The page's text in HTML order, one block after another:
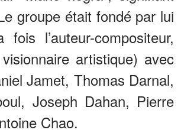
groupe était fondé par lui
l’auteur-compositeur,
artistique) avec
Jamet, Thomas Darnal,
Joseph Dahan, Pierre
Chao.